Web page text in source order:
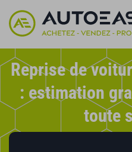
Reprise de
: estimation
toute